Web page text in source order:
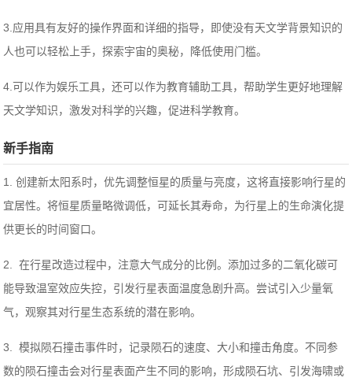
3.应用具有友好的操作界面和详细的指导，即使没有天文学背景知识的
人也可以轻松上手，探索宇宙的奥秘，降低使用门槛。
4.可以作为娱乐工具，还可以作为教育辅助工具，帮助学生更好地理解
天文学知识，激发对科学的兴趣，促进科学教育。
新手指南
1. 创建新太阳系时，优先调整恒星的质量与亮度，这将直接影响行星的
宜居性。将恒星质量略微调低，可延长其寿命，为行星上的生命演化提
供更长的时间窗口。
2. 在行星改造过程中，注意大气成分的比例。添加过多的二氧化碳可
能导致温室效应失控，引发行星表面温度急剧升高。尝试引入少量氧
气，观察其对行星生态系统的潜在影响。
3. 模拟陨石撞击事件时，记录陨石的速度、大小和撞击角度。不同参
数的陨石撞击会对行星表面产生不同的影响，形成陨石坑、引发海啸或